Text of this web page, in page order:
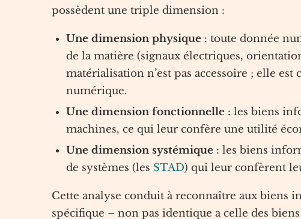
possèdent une triple dimension :
Une dimension physique : toute donnée
de la matière (signaux électriques,
matérialisation n’est pas accessoire ; elle
numérique.
Une dimension fonctionnelle : les biens
machines, ce qui leur confère une utilité
Une dimension systémique : les biens
de systèmes (les STAD) qui leur confèrent
Cette analyse conduit à reconnaître aux biens
spécifique – non pas identique a celle des